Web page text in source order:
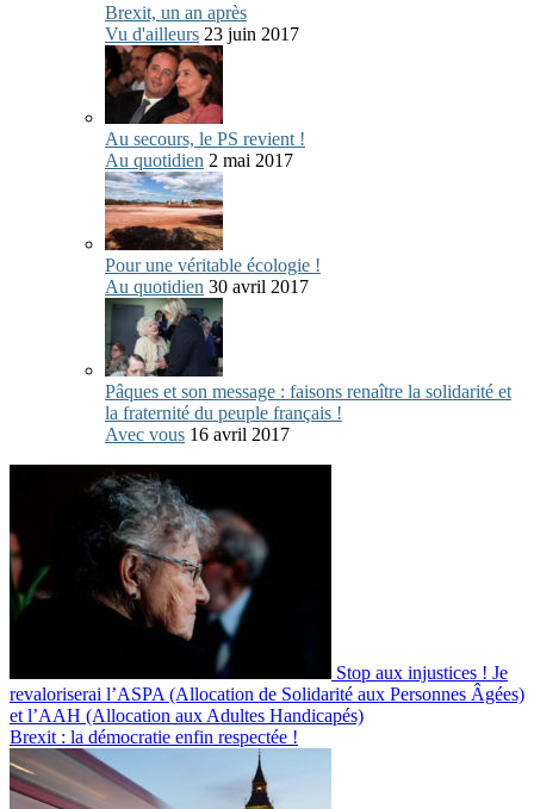
Brexit, un an après
Vu d'ailleurs 23 juin 2017
Au secours, le PS revient !
Au quotidien 2 mai 2017
Pour une véritable écologie !
Au quotidien 30 avril 2017
Pâques et son message : faisons renaître la solidarité et
la fraternité du peuple français !
Avec vous 16 avril 2017
Stop aux injustices ! Je
revaloriserai l’ASPA (Allocation de Solidarité aux Personnes Âgées)
et l’AAH (Allocation aux Adultes Handicapés)
Brexit : la démocratie enfin respectée !